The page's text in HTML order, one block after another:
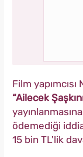
Film
“Ailecek
ödemediği
15 bin TL'lik